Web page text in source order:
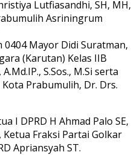
Lutfiasandhi, SH, MH,
Asriningrum
Mayor Didi Suratman,
(Karutan) Kelas IIB
S.Sos., M.Si serta
Prabumulih, Dr. Drs.
I DPRD H Ahmad Palo SE,
Fraksi Partai Golkar
Apriansyah ST.